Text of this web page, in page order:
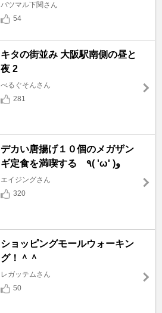
バツマル下関さん
54
キタの街並み 大阪駅南側の昼と
夜 2
べるぐそんさん
281
デカい唐揚げ１０個のメガザン
ギ定食を満喫する ٩( 'ω' )و
エイジングさん
320
ショッピングモールウォーキン
グ！＾＾
レガッテムさん
50